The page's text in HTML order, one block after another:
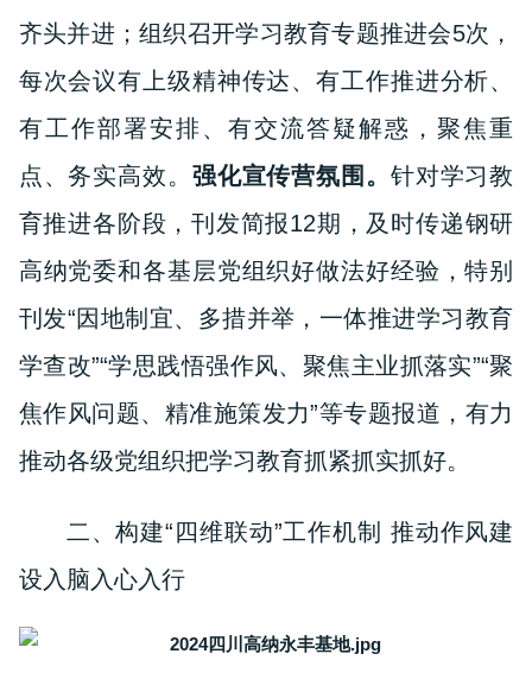
齐头并进； 组织召开学习教育专题推进会5次，
每次会议有上级精神传达、有工作推进分析、
有工作部署安排、有交流答疑解惑，聚焦重
点、务实高效。 强化宣传营氛围。 针对学习教
育推进各阶段，刊发简报12期，及时传递钢研
高纳党委和各基层党组织好做法好经验，特别
刊发“因地制宜、多措并举，一体推进学习教育
学查改”“学思践悟强作风、聚焦主业抓落实”“聚
焦作风问题、精准施策发力”等专题报道，有力
推动各级党组织把学习教育抓紧抓实抓好。
二、构建“四维联动”工作机制 推动作风建
设入脑入心入行